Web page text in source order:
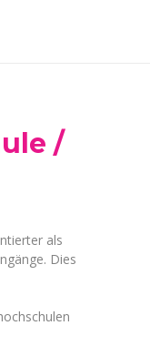
/
als
Dies